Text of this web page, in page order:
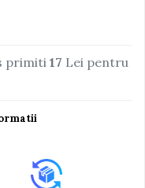
primiti 17 Lei pentru